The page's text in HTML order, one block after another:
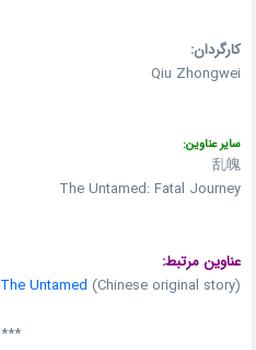
کارگردان:
Qiu Zhongwei
سایر عناوین:
乱魄
The Untamed: Fatal Journey
عناوین مرتبط:
The Untamed (Chinese original story)
***